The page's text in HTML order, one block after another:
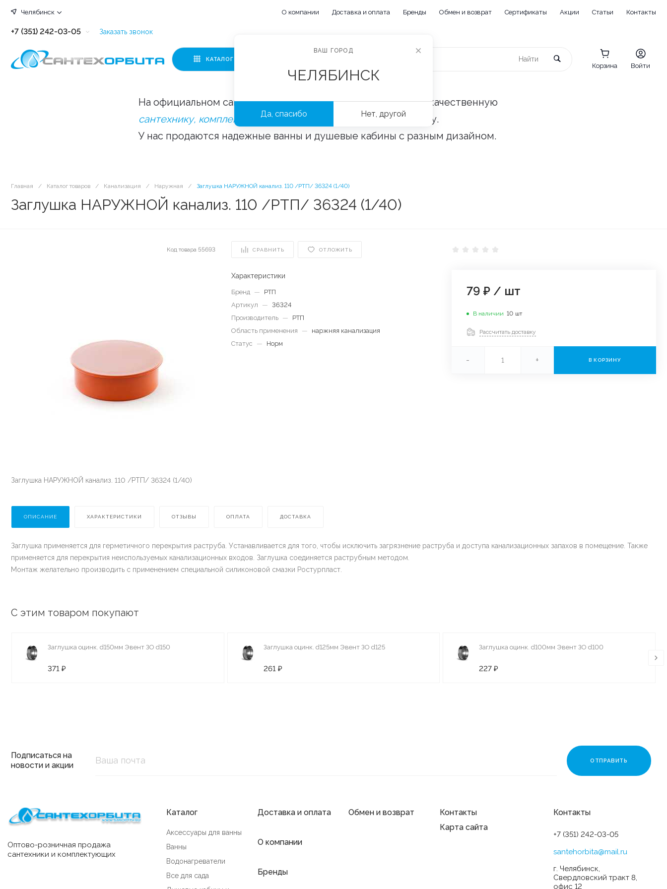
Челябинск О компании Доставка и оплата Бренды Обмен и возврат Сертификаты Акции Статьи Контакты
+7 (351) 242-03-05
+7 (351) 242-03-63
Заказать звонок
КАТАЛОГ
Корзина Войти
На официальном сайте «Сантехорбита» вы можете купить качественную
сантехнику, комплектующие и аксессуары
оптом и в розницу.
У нас продаются надежные ванны и душевые кабины с разным дизайном.
Главная / Каталог товаров / Канализация / Наружная / Заглушка НАРУЖНОЙ канализ. 110 /РТП/ 36324 (1/40)
Заглушка НАРУЖНОЙ канализ. 110 /РТП/ 36324 (1/40)
Код товара 55693 СРАВНИТЬ ОТЛОЖИТЬ
Заглушка НАРУЖНОЙ канализ. 110 /РТП/ 36324 (1/40)
Характеристики
Бренд —
РТП
Артикул
— 36324
Производитель
—
РТП
Область применения
—
наржняя канализация
Статус
— Норм
79 ₽ / шт
В наличии 10 шт
Рассчитать доставку
- + В КОРЗИНУ
ОПИСАНИЕ ХАРАКТЕРИСТИКИ ОТЗЫВЫ ОПЛАТА ДОСТАВКА
Заглушка применяется для герметичного перекрытия раструба. Устанавливается для того, чтобы исключить загрязнение раструба и доступа канализационных запахов в помещение. Также
применяется для перекрытия неиспользуемых канализационных входов. Заглушка соединяется раструбным методом.
Монтаж желательно производить с применением специальной силиконовой смазки Ростурпласт.
С этим товаром покупают
Заглушка оцинк. d150мм Эвент ЗО d150
371 ₽
Заглушка оцинк. d125мм Эвент ЗО d125
261 ₽
Заглушка оцинк. d100мм Эвент ЗО d100
227 ₽
Подписаться на
новости и акции
Оптово-розничная продажа
сантехники и комплектующих
Каталог
Аксессуары для ванны
Ванны
Водонагреватели
Все для сада
Доставка и оплата
О компании
Бренды
Обмен и возврат
Контакты
Карта сайта
Контакты
+7 (351) 242-03-05
santehorbita@mail.ru
г. Челябинск,
Свердловский тракт 8,
офис 12
ВАШ ГОРОД
ЧЕЛЯБИНСК
Да, спасибо Нет, другой